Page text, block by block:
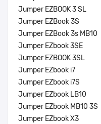
Jumper EZBOOK 3 SL
Jumper EZBook 3S
Jumper EZBook 3s MB10
Jumper EZbook 3SE
Jumper EZBOOK 3SL
Jumper EZbook i7
Jumper EZbook i7S
Jumper EZbook LB10
Jumper EZbook MB10 3S
Jumper EZbook X3